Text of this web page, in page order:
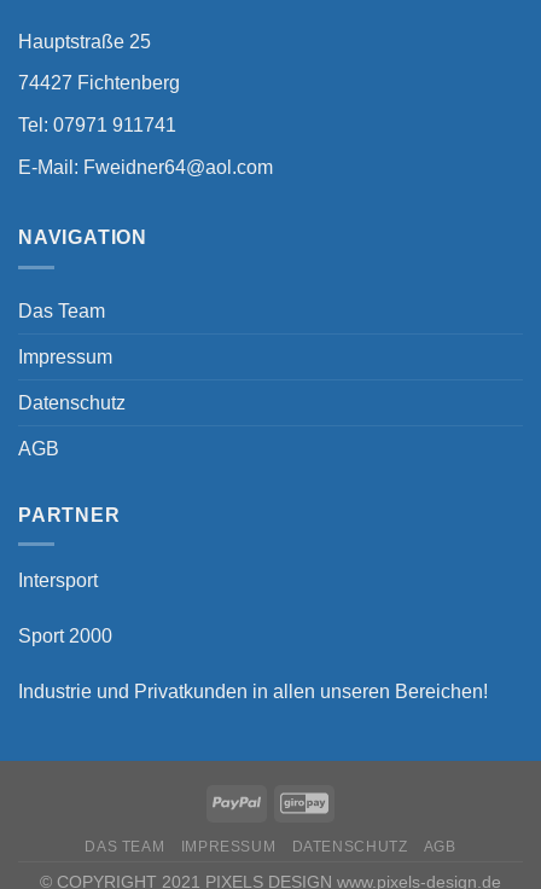
Hauptstraße 25
74427 Fichtenberg
Tel: 07971 911741
E-Mail: Fweidner64@aol.com
NAVIGATION
Das Team
Impressum
Datenschutz
AGB
PARTNER
Intersport
Sport 2000
Industrie und Privatkunden in allen unseren Bereichen!
DAS TEAM IMPRESSUM DATENSCHUTZ AGB
© COPYRIGHT 2021 PIXELS DESIGN www.pixels-design.de